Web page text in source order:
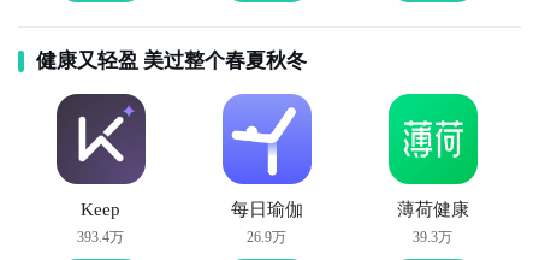
健康又轻盈 美过整个春夏秋冬
Keep
393.4万
每日瑜伽
26.9万
薄荷健康
39.3万